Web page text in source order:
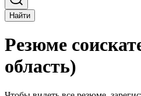
Найти
Резюме
область)